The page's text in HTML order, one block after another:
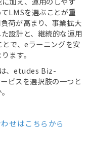
LMSを選ぶことが重
荷が高まり、事業拡大
設計と、継続的な運用
で、eラーニングを安
ます。
、etudes Biz-
ビスを選択肢の一つと
せはこちらから